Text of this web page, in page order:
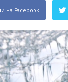
на Facebook